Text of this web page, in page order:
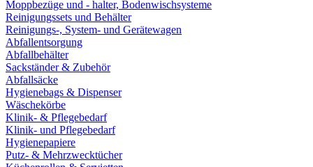
Moppbezüge und - halter, Bodenwischsysteme
Reinigungssets und Behälter
Reinigungs-, System- und Gerätewagen
Abfallentsorgung
Abfallbehälter
Sackständer & Zubehör
Abfallsäcke
Hygienebags & Dispenser
Wäschekörbe
Klinik- & Pflegebedarf
Klinik- und Pflegebedarf
Hygienepapiere
Putz- & Mehrzwecktücher